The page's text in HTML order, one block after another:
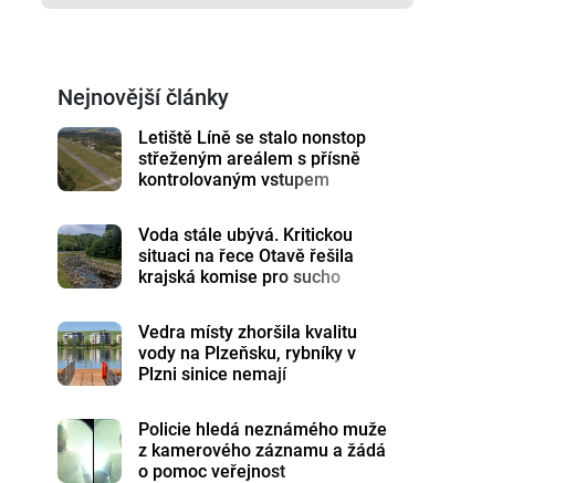
Nejnovější články
Letiště Líně se stalo nonstop
střeženým areálem s přísně
kontrolovaným vstupem
Voda stále ubývá. Kritickou
situaci na řece Otavě řešila
krajská komise pro sucho
Vedra místy zhoršila kvalitu
vody na Plzeňsku, rybníky v
Plzni sinice nemají
Policie hledá neznámého muže
z kamerového záznamu a žádá
o pomoc veřejnost